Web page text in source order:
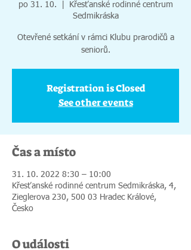
po 31. 10.
Křesťanské rodinné centrum
Sedmikráska
Otevřené setkání v rámci Klubu prarodičů a
seniorů.
Registration is Closed
See other events
Čas a místo
31. 10. 2022 8:30 – 10:00
Křesťanské rodinné centrum Sedmikráska, 4,
Zieglerova 230, 500 03 Hradec Králové,
Česko
O události